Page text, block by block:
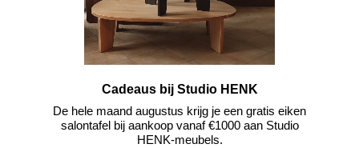
Cadeaus bij Studio HENK
De hele maand augustus krijg je een gratis eiken
salontafel bij aankoop vanaf €1000 aan Studio
HENK-meubels.